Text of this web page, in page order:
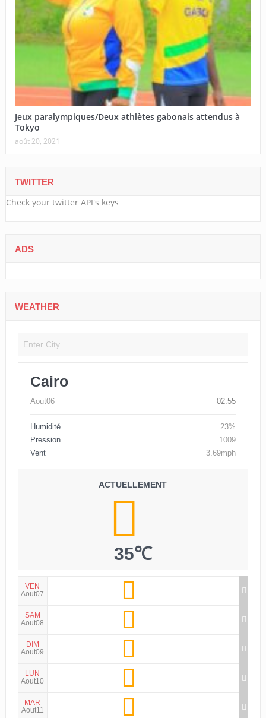
Jeux paralympiques/Deux athlètes gabonais attendus à
Tokyo
août 20, 2021
TWITTER
Check your twitter API's keys
ADS
WEATHER
Cairo
Aout06 02:55
Humidité
23%
Pression
1009
Vent
3.69mph
ACTUELLEMENT
35℃
VEN
Aout07
SAM
Aout08
DIM
Aout09
LUN
Aout10
MAR
Aout11